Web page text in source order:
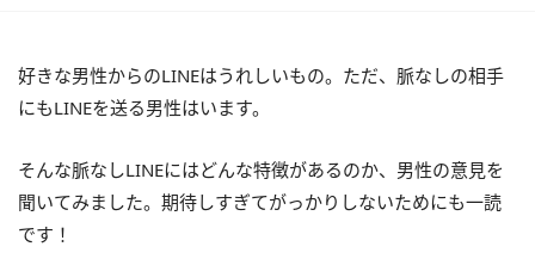
好きな男性からのLINEはうれしいもの。ただ、脈なしの相手
にもLINEを送る男性はいます。
そんな脈なしLINEにはどんな特徴があるのか、男性の意見を
聞いてみました。期待しすぎてがっかりしないためにも一読
です！